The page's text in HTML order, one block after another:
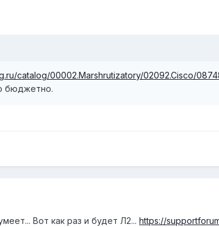
catalog/00002.Marshrutizatory/02092.Cisco/
бюджетно.
Вот как раз и будет Л2... https://